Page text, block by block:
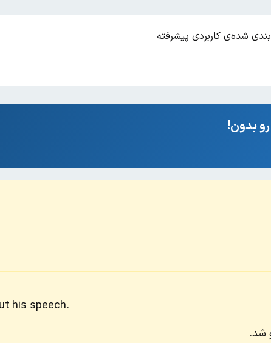
شده‌ی کاربردی پیشرفته
بدون!
his speech.
شد.